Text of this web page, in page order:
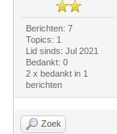
Berichten: 7
Topics: 1
Lid sinds: Jul 2021
Bedankt: 0
2 x bedankt in 1
berichten
Zoek